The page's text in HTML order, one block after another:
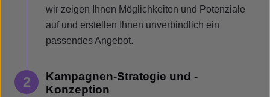
wir zeigen Ihnen Möglichkeiten und Potenziale
auf und erstellen Ihnen unverbindlich ein
passendes Angebot.
2
Kampagnen-Strategie und -
Konzeption